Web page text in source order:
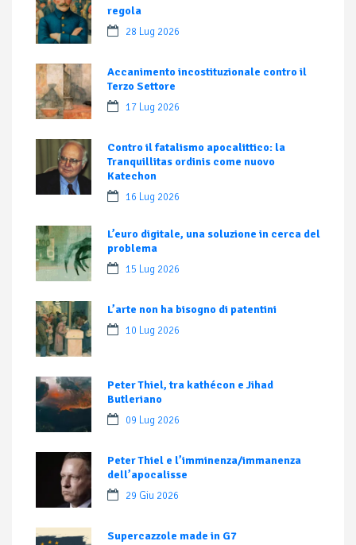
regola
28 Lug 2026
Accanimento incostituzionale contro il
Terzo Settore
17 Lug 2026
Contro il fatalismo apocalittico: la
Tranquillitas ordinis come nuovo
Katechon
16 Lug 2026
L’euro digitale, una soluzione in cerca del
problema
15 Lug 2026
L’arte non ha bisogno di patentini
10 Lug 2026
Peter Thiel, tra kathécon e Jihad
Butleriano
09 Lug 2026
Peter Thiel e l’imminenza/immanenza
dell’apocalisse
29 Giu 2026
Supercazzole made in G7